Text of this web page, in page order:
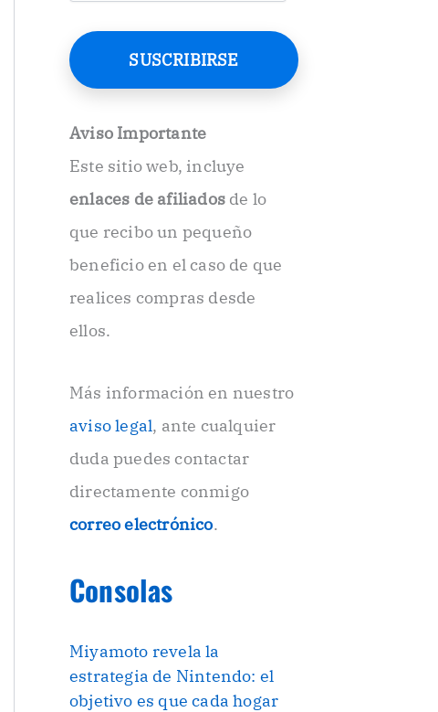
e
o
E
c
t
r
ó
i
o
.
SUSCRIBIRSE
Aviso Importante
Este sitio web, incluye
enlaces de afiliados de lo
que recibo un pequeño
beneficio en el caso de que
realices compras desde
ellos.
Más información en nuestro
aviso legal, ante cualquier
duda puedes contactar
directamente conmigo
correo electrónico.
Consolas
Miyamoto revela la
estrategia de Nintendo: el
objetivo es que cada hogar